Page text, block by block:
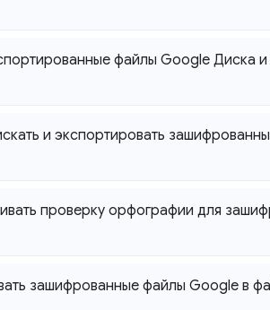
файлы Google Диска и
и экспортировать
проверку орфографии для
зашифрованные файлы Google в